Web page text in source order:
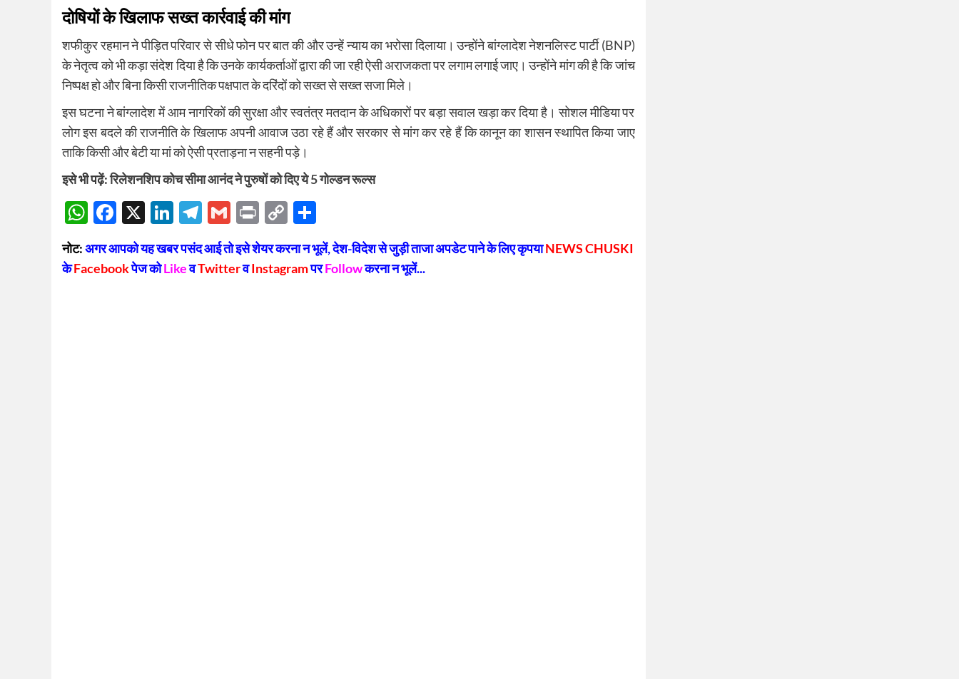
दोषियों के खिलाफ सख्त कार्रवाई की मांग
शफीकुर रहमान ने पीड़ित परिवार से सीधे फोन पर बात की और उन्हें न्याय का भरोसा दिलाया। उन्होंने बांग्लादेश नेशनलिस्ट पार्टी (BNP)
के नेतृत्व को भी कड़ा संदेश दिया है कि उनके कार्यकर्ताओं द्वारा की जा रही ऐसी अराजकता पर लगाम लगाई जाए। उन्होंने मांग की है कि जांच
निष्पक्ष हो और बिना किसी राजनीतिक पक्षपात के दरिंदों को सख्त से सख्त सजा मिले।
इस घटना ने बांग्लादेश में आम नागरिकों की सुरक्षा और स्वतंत्र मतदान के अधिकारों पर बड़ा सवाल खड़ा कर दिया है। सोशल मीडिया पर
लोग इस बदले की राजनीति के खिलाफ अपनी आवाज उठा रहे हैं और सरकार से मांग कर रहे हैं कि कानून का शासन स्थापित किया जाए
ताकि किसी और बेटी या मां को ऐसी प्रताड़ना न सहनी पड़े।
इसे भी पढ़ें:रिलेशनशिप कोच सीमा आनंद ने पुरुषों को दिए ये 5 गोल्डन रूल्स
WhatsApp
Facebook
X LinkedIn
Telegram
GmailPrintCopy
Link
नोट:अगर आपको यह खबर पसंद आई तो इसे शेयर करना न भूलें, देश-विदेश से जुड़ी ताजा अपडेट पाने के लिए कृपयाNEWS CHUSKI
केFacebookपेज कोLikeवTwitterवInstagramपरFollowकरना न भूलें...